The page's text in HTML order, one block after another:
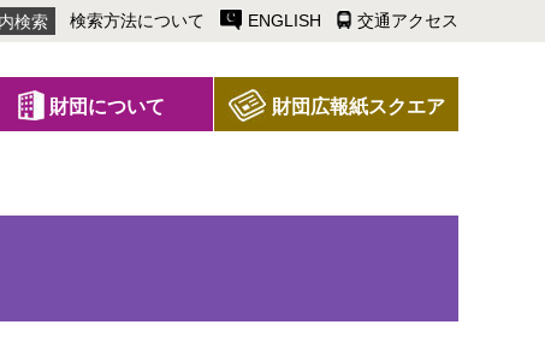
検索方法について ENGLISH 交通アクセス
財団について 財団広報紙スクエア